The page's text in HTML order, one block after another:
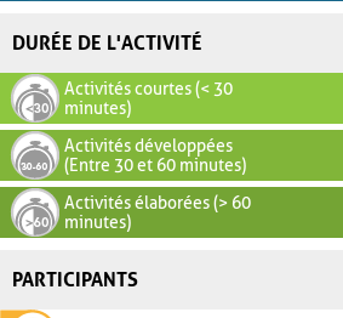
DURÉE DE L'ACTIVITÉ
Activités courtes (< 30
minutes)
Activités développées
(Entre 30 et 60 minutes)
Activités élaborées (> 60
minutes)
PARTICIPANTS